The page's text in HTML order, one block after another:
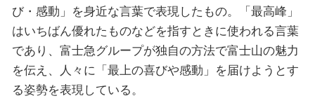
び・感動」を身近な言葉で表現したもの。「最高峰」
はいちばん優れたものなどを指すときに使われる言葉
であり、富士急グループが独自の方法で富士山の魅力
を伝え、人々に「最上の喜びや感動」を届けようとす
る姿勢を表現している。